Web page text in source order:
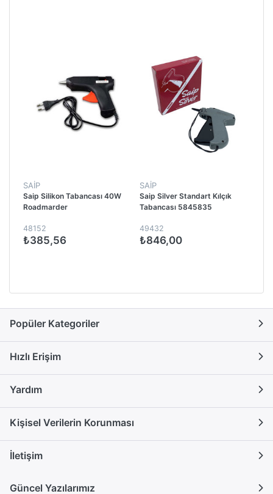
SAİP
Saip Silikon Tabancası 40W
Roadmarder
48152
₺385,56
SAİP
Saip Silver Standart Kılçık
Tabancası 5845835
49432
₺846,00
Popüler Kategoriler
Hızlı Erişim
Yardım
Kişisel Verilerin Korunması
İletişim
Güncel Yazılarımız